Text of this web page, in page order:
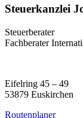
Steuerkanzlei
Steuerberater
Fachberater
Eifelring 45 – 49
53879 Euskirchen
Routenplaner